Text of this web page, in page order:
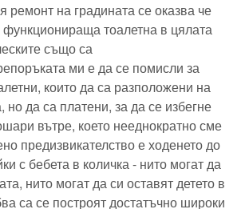
ремонт на градината се оказва че
тоалетна в цялата
също са
ми е да се помисли за
които да са разположени на
но да са платени, за да се избегне
вътре, което нееднократно сме
предизвикателство е ходенето до
с бебета в количка - нито могат да
нито могат да си оставят детето в
са се построят достатъчно широки